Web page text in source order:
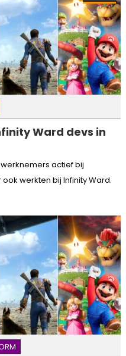
Ward devs in
actief bij
werkten bij Infinity Ward.